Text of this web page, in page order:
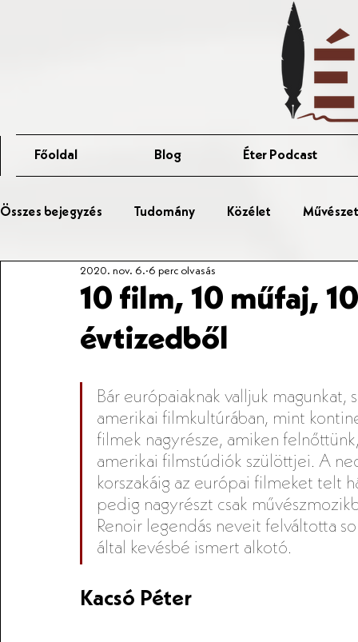
Főoldal Blog Éter Podcast
Összes bejegyzés Tudomány Közélet
Érted Talks Affér Vitaest
10 film, 10 műfaj,
évtizedből
2020. nov. 6. 6 perc olvasás
Bár európaiaknak valljuk
amerikai filmkultúrában, mint
filmek nagyrésze, amiken
amerikai filmstúdiók szülöttjei. A
korszakáig az európai filmeket telt
pedig nagyrészt csak
Renoir legendás neveit felváltotta
által kevésbé ismert alkotó.
Kacsó Péter